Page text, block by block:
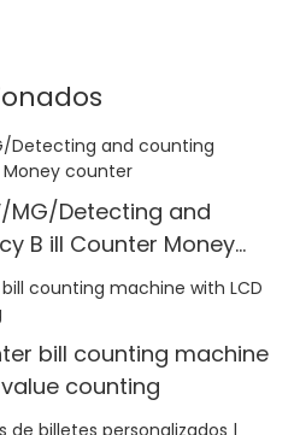
MG/Detecting and
B ill Counter Money
bill counting machine
counting